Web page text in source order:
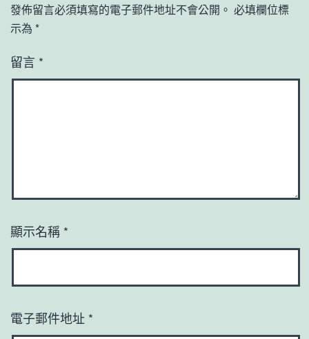
發佈留言必須填寫的電子郵件地址不會公開。 必填欄位標
示為 *
留言 *
顯示名稱 *
電子郵件地址 *